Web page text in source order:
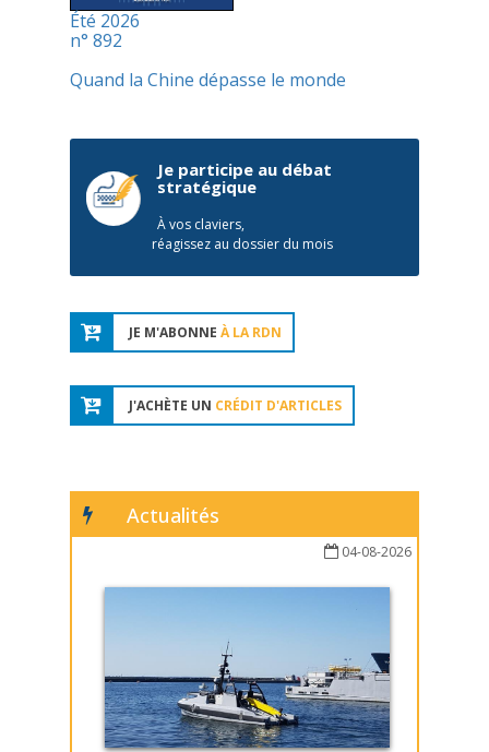
Été 2026
n° 892
Quand la Chine dépasse le monde
Je participe au débat
stratégique
À vos claviers,
réagissez au dossier du mois
JE M'ABONNE À LA RDN
J'ACHÈTE UN CRÉDIT D'ARTICLES
Actualités
04-08-2026